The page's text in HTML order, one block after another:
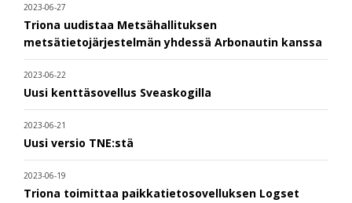
2023-06-27
Triona uudistaa Metsähallituksen
metsätietojärjestelmän yhdessä Arbonautin kanssa
2023-06-22
Uusi kenttäsovellus Sveaskogilla
2023-06-21
Uusi versio TNE:stä
2023-06-19
Triona toimittaa paikkatietosovelluksen Logset